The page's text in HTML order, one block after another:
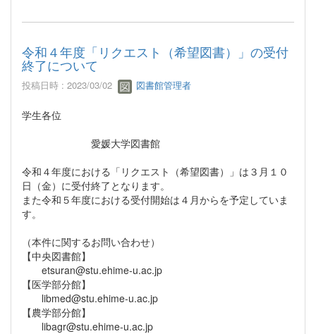
令和４年度「リクエスト（希望図書）」の受付
終了について
投稿日時 : 2023/03/02 図書館管理者
学生各位
愛媛大学図書館
令和４年度における「リクエスト（希望図書）」は３月１０
日（金）に受付終了となります。
また令和５年度における受付開始は４月からを予定していま
す。
（本件に関するお問い合わせ）
【中央図書館】
etsuran@stu.ehime-u.ac.jp
【医学部分館】
libmed@stu.ehime-u.ac.jp
【農学部分館】
libagr@stu.ehime-u.ac.jp